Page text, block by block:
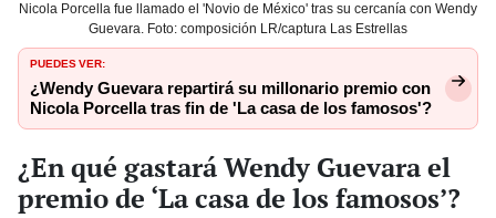
Nicola Porcella fue llamado el 'Novio de México' tras su cercanía con Wendy
Guevara. Foto: composición LR/captura Las Estrellas
PUEDES VER:
¿Wendy Guevara repartirá su millonario premio con
Nicola Porcella tras fin de 'La casa de los famosos'?
¿En qué gastará Wendy Guevara el
premio de ‘La casa de los famosos’?